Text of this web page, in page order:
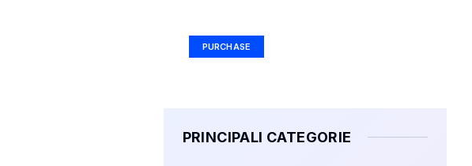
PURCHASE
PRINCIPALI CATEGORIE